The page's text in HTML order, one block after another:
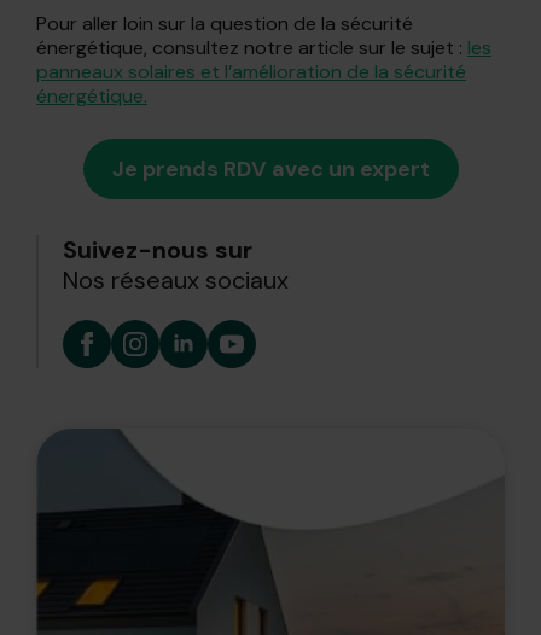
Pour aller loin sur la question de la sécurité
énergétique, consultez notre article sur le sujet : les
panneaux solaires et l’amélioration de la sécurité
énergétique.
Je prends RDV avec un expert
Suivez-nous sur
Nos réseaux sociaux